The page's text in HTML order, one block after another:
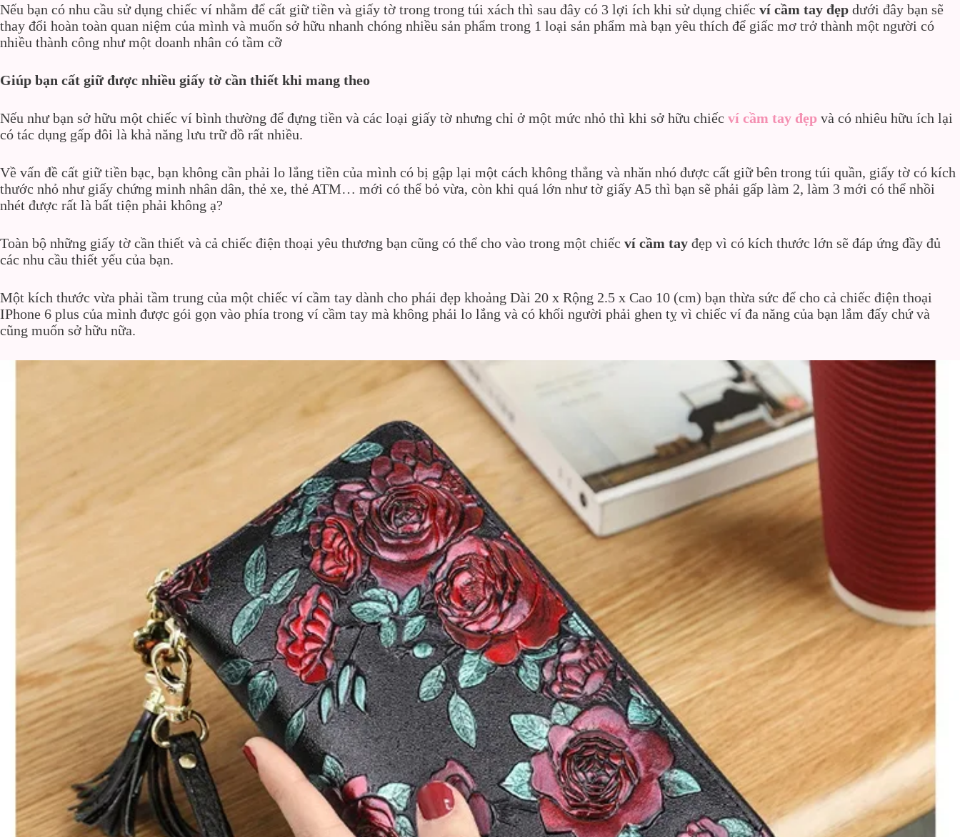
Nếu bạn có nhu cầu sử dụng chiếc ví nhằm để cất giữ tiền và giấy tờ trong trong túi xách thì sau đây có 3 lợi ích khi sử dụng chiếc ví cầm tay đẹp dưới đây bạn sẽ
thay đổi hoàn toàn quan niệm của mình và muốn sở hữu nhanh chóng nhiều sản phẩm trong 1 loại sản phẩm mà bạn yêu thích để giấc mơ trở thành một người có
nhiều thành công như một doanh nhân có tầm cỡ
Giúp bạn cất giữ được nhiều giấy tờ cần thiết khi mang theo
Nếu như bạn sở hữu một chiếc ví bình thường để đựng tiền và các loại giấy tờ nhưng chỉ ở một mức nhỏ thì khi sở hữu chiếc ví cầm tay đẹp và có nhiêu hữu ích lại
có tác dụng gấp đôi là khả năng lưu trữ đồ rất nhiều.
Về vấn đề cất giữ tiền bạc, bạn không cần phải lo lắng tiền của mình có bị gập lại một cách không thẳng và nhăn nhó được cất giữ bên trong túi quần, giấy tờ có kích
thước nhỏ như giấy chứng minh nhân dân, thẻ xe, thẻ ATM… mới có thể bỏ vừa, còn khi quá lớn như tờ giấy A5 thì bạn sẽ phải gấp làm 2, làm 3 mới có thể nhồi
nhét được rất là bất tiện phải không ạ?
Toàn bộ những giấy tờ cần thiết và cả chiếc điện thoại yêu thương bạn cũng có thể cho vào trong một chiếc ví cầm tay đẹp vì có kích thước lớn sẽ đáp ứng đầy đủ
các nhu cầu thiết yếu của bạn.
Một kích thước vừa phải tầm trung của một chiếc ví cầm tay dành cho phái đẹp khoảng Dài 20 x Rộng 2.5 x Cao 10 (cm) bạn thừa sức để cho cả chiếc điện thoại
IPhone 6 plus của mình được gói gọn vào phía trong ví cầm tay mà không phải lo lắng và có khối người phải ghen tỵ vì chiếc ví đa năng của bạn lắm đấy chứ và
cũng muốn sở hữu nữa.